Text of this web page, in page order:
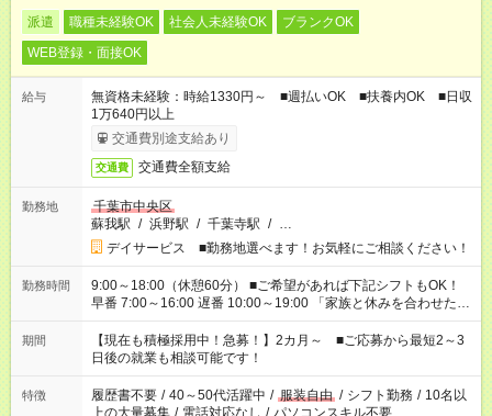
派遣 職種未経験OK 社会人未経験OK
ブランクOK
WEB登録・面接OK
給与
無資格未経験：時給1330円～ ■週払いOK ■扶養内OK ■日収
1万640円以上
交通費別途支給あり
交通費 交通費全額支給
勤務地
千葉市中央区
蘇我駅 / 浜野駅 / 千葉寺駅 / …
デイサービス ■勤務地選べます！お気軽にご相談ください！
勤務時間
9:00～18:00（休憩60分） ■ご希望があれば下記シフトもOK！
早番 7:00～16:00 遅番 10:00～19:00 「家族と休みを合わせた
い」 「余裕を持って夕飯の準備がしたい」 「できれば残業はし
たくない」 など、ご希望を教えてくださいね。 ※Wワーク希望
の方へ 今ご覧のお仕事で希望する勤務時間と、もう1つのお仕事
の勤務時間。 合計で週40時間を超える場合は応募できません。
期間
【現在も積極採用中！急募！】2カ月～ ■ご応募から最短2～3
日後の就業も相談可能です！
特徴 履歴書不要 / 40～50代活躍中 / 服装自由 / シフト勤務 / 10名以
上の大量募集 / 電話対応なし / パソコンスキル不要